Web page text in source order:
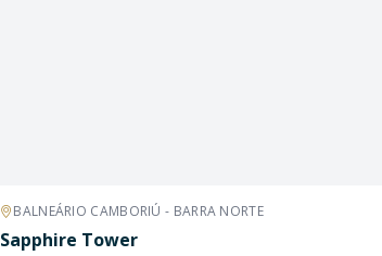
BALNEÁRIO CAMBORIÚ - BARRA NORTE
Sapphire Tower